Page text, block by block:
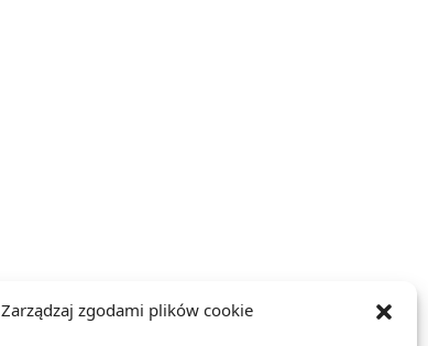
Zarządzaj zgodami plików cookie